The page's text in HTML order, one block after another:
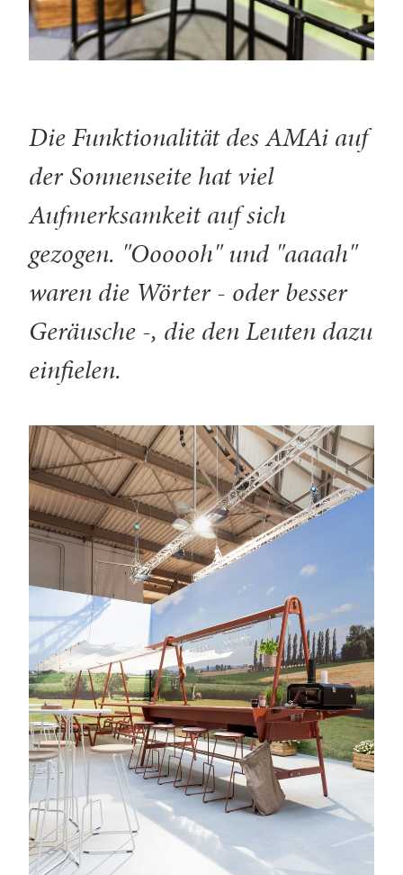
Die Funktionalität des AMAi auf
der Sonnenseite hat viel
Aufmerksamkeit auf sich
gezogen. "Oooooh" und "aaaah"
waren die Wörter - oder besser
Geräusche -, die den Leuten dazu
einfielen.